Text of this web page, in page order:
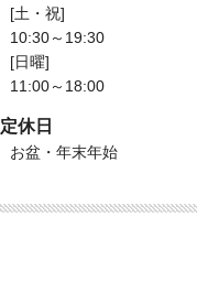
[土・祝]
10:30～19:30
[日曜]
11:00～18:00
定休日
お盆・年末年始